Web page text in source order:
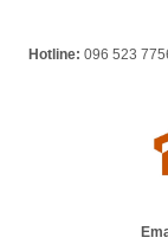
Hotline: 096 523